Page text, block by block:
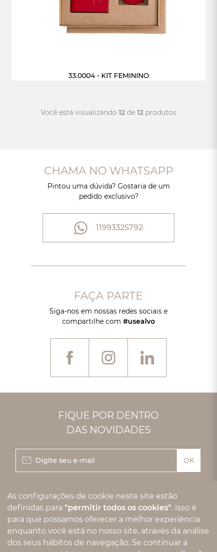
33.0004 - KIT FEMININO
Você está visualizando 12 de 12 produtos
CHAMA NO WHATSAPP
Pintou uma dúvida? Gostaria de um
pedido exclusivo?
11993325792
FAÇA PARTE
Siga-nos em nossas redes sociais e
compartilhe com #usealvo
São Paulo-SP -Brasil
Cep - 04716-020
(11) 5096-0605
vendas@alvo.com.br
FIQUE POR DENTRO
DAS NOVIDADES
As configurações de cookie neste site estão
definidas para "permitir todos os cookies". Isso é
para que possamos oferecer a melhor experiência
enquanto você está no nosso site, através da análise
dos seus hábitos de navegação. Se continuar a